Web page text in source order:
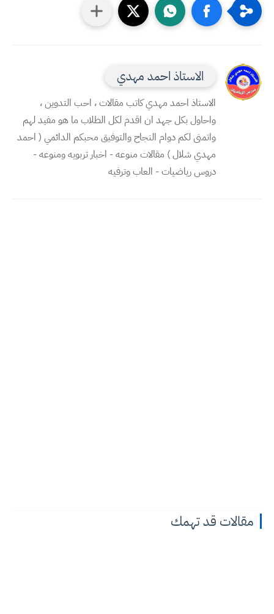
الاستاذ احمد مهدي
الاستاذ احمد مهدي كاتب مقالات ، احب التدوين ،
واحاول بكل جهد ان اقدم لكل الطلاب ما هو مفيد لهم
واتمنى لكم دوام النجاح والتوفيق محبكم الدائمي ( احمد
مهدي شلال ) مقالات منوعه - اخبار تربويه ومنوعه -
دروس رياضيات - العاب وترفيه
مقالات قد تهمك